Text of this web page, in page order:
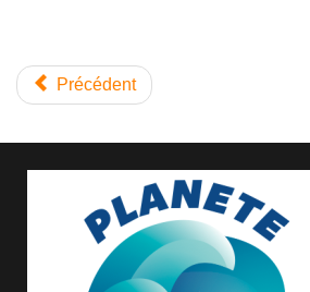
Précédent